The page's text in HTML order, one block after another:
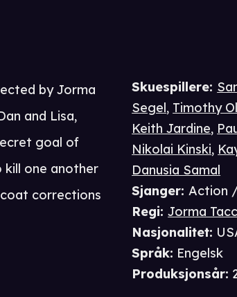
Skuespillere:
Segel, Timothy
Keith Jardine,
Nikolai Kinski,
Danusia Samal
Sjanger:Action
Regi:Jorma
Nasjonalitet:
Språk: Engelsk
Produksjonsår:
by Jorma
and Lisa,
goal of
kill one another
corrections